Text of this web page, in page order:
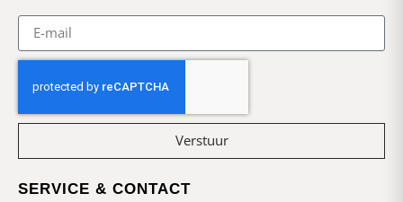
Verstuur
SERVICE & CONTACT